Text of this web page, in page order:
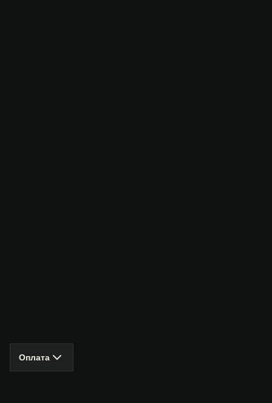
Оплата